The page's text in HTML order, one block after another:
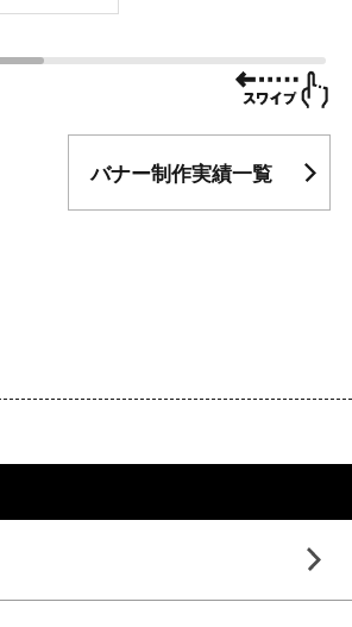
バナー制作実績一覧
作.jpのサービスメニュー